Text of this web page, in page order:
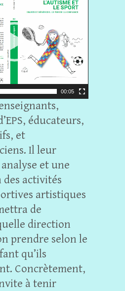
00:05
éducateurs,
et
Il leur
et une
activités
artistiques
de
direction
prendre selon le
qu’ils
Concrètement,
à tenir